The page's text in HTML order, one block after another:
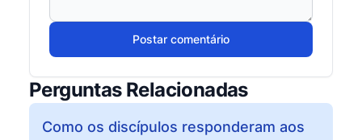
Postar comentário
Perguntas Relacionadas
Como os discípulos responderam aos